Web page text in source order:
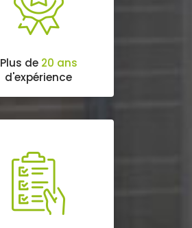
Plus de 20 ans
d'expérience